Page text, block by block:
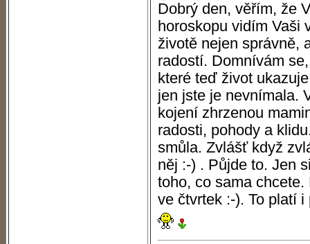
Dobrý den, věřím, že
horoskopu vidím Vaši
životě nejen správně,
radostí. Domnívám
které teď život
jen jste je nevnímala.
kojení zhrzenou
radosti, pohody a
smůla. Zvlášť když
něj :-) . Půjde to. Jen
toho, co sama
ve čtvrtek :-). To platí